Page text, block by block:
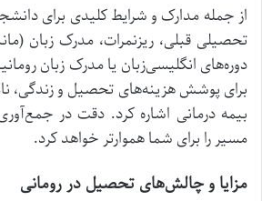
از جمله مدارک و شرایط کلیدی برای
تحصیلی قبلی، ریزنمرات، مدرک زبان
دوره‌های انگلیسی‌زبان یا مدرک زبان
برای پوشش هزینه‌های تحصیل و زندگی،
بیمه درمانی اشاره کرد. دقت در
مسیر را برای شما هموارتر خواهد کرد.
مزایا و چالش‌های تحصیل در رومانی